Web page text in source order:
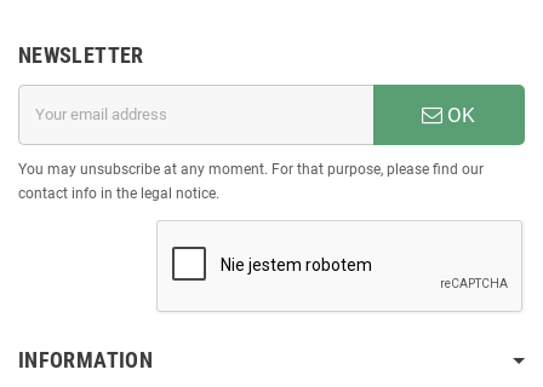
NEWSLETTER
OK
You may unsubscribe at any moment. For that purpose, please find our
contact info in the legal notice.
INFORMATION